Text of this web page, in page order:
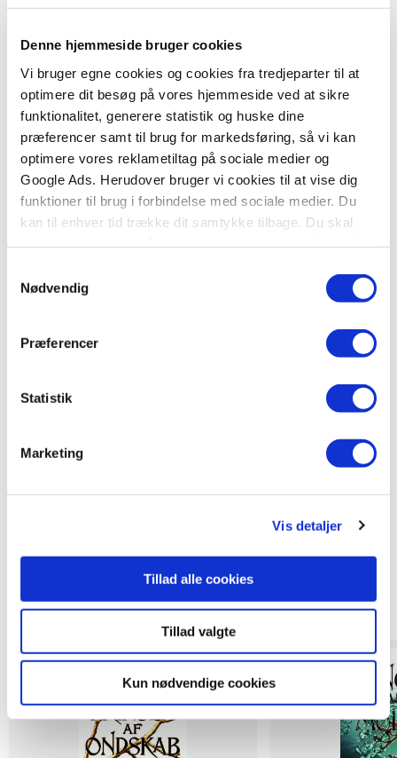
Denne hjemmeside bruger cookies
Vi bruger egne cookies og cookies fra tredjeparter til at
optimere dit besøg på vores hjemmeside ved at sikre
funktionalitet, generere statistik og huske dine
præferencer samt til brug for markedsføring, så vi kan
optimere vores reklametiltag på sociale medier og
Google Ads. Herudover bruger vi cookies til at vise dig
funktioner til brug i forbindelse med sociale medier. Du
kan til enhver tid trække dit samtykke tilbage. Du skal
tilbagetrækker et samtykke.
Nødvendig
Præferencer
Statistik
Marketing
Vis detaljer
Tillad alle cookies
Tillad valgte
Kun nødvendige cookies
Se flere
Titler i serien